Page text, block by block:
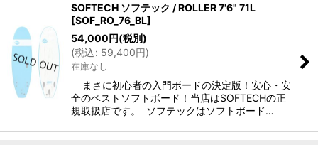
SOFTECH ソフテック / ROLLER 7'6" 71L
[SOF_RO_76_BL]
54,000円(税別)
(税込: 59,400円)
在庫なし
まさに初心者の入門ボードの決定版！安心・安
全のベストソフトボード！当店はSOFTECHの正
規取扱店です。 ソフテックはソフトボード…